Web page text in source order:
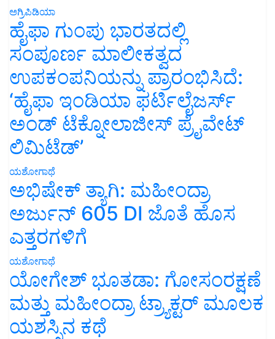
ಅಗ್ರಿಪಿಡಿಯಾ
ಹೈಫಾ ಗುಂಪು ಭಾರತದಲ್ಲಿ
ಸಂಪೂರ್ಣ ಮಾಲೀಕತ್ವದ
ಉಪಕಂಪನಿಯನ್ನು ಪ್ರಾರಂಭಿಸಿದೆ:
‘ಹೈಫಾ ಇಂಡಿಯಾ ಫರ್ಟಿಲೈಜರ್ಸ್
ಅಂಡ್ ಟೆಕ್ನೋಲಾಜೀಸ್ ಪ್ರೈವೇಟ್
ಲಿಮಿಟೆಡ್’
ಯಶೋಗಾಥೆ
ಅಭಿಷೇಕ್ ತ್ಯಾಗಿ: ಮಹೀಂದ್ರಾ
ಅರ್ಜುನ್ 605 DI ಜೊತೆ ಹೊಸ
ಎತ್ತರಗಳಿಗೆ
ಯಶೋಗಾಥೆ
ಯೋಗೇಶ್ ಭೂತಡಾ: ಗೋಸಂರಕ್ಷಣೆ
ಮತ್ತು ಮಹೀಂದ್ರಾ ಟ್ರ್ಯಾಕ್ಟರ್ ಮೂಲಕ
ಯಶಸ್ಸಿನ ಕಥೆ